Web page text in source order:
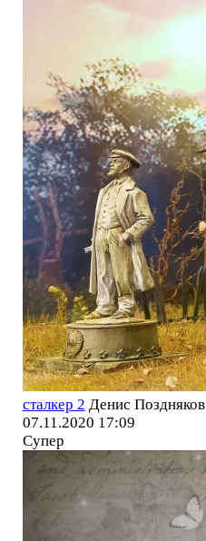
сталкер 2 Денис Поздняков
07.11.2020 17:09
Супер